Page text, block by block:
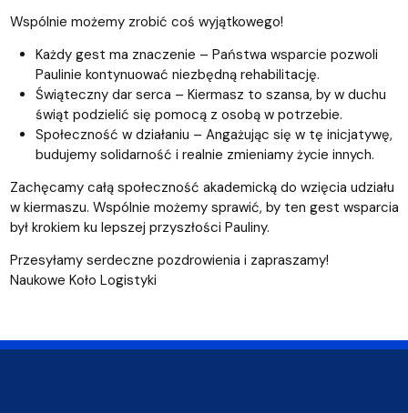
Wspólnie możemy zrobić coś wyjątkowego!
Każdy gest ma znaczenie – Państwa wsparcie pozwoli
Paulinie kontynuować niezbędną rehabilitację.
Świąteczny dar serca – Kiermasz to szansa, by w duchu
świąt podzielić się pomocą z osobą w potrzebie.
Społeczność w działaniu – Angażując się w tę inicjatywę,
budujemy solidarność i realnie zmieniamy życie innych.
Zachęcamy całą społeczność akademicką do wzięcia udziału
w kiermaszu. Wspólnie możemy sprawić, by ten gest wsparcia
był krokiem ku lepszej przyszłości Pauliny.
Przesyłamy serdeczne pozdrowienia i zapraszamy!
Naukowe Koło Logistyki